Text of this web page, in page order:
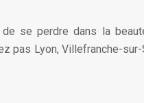
se perdre dans la
pas Lyon, Villefranche-